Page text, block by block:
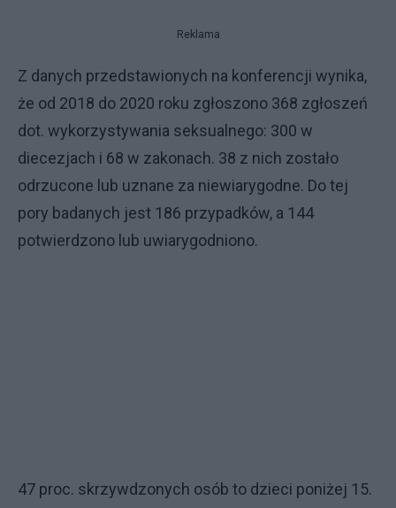
Reklama
Z danych przedstawionych na konferencji wynika,
że od 2018 do 2020 roku zgłoszono 368 zgłoszeń
dot. wykorzystywania seksualnego: 300 w
diecezjach i 68 w zakonach. 38 z nich zostało
odrzucone lub uznane za niewiarygodne. Do tej
pory badanych jest 186 przypadków, a 144
potwierdzono lub uwiarygodniono.
47 proc. skrzywdzonych osób to dzieci poniżej 15.